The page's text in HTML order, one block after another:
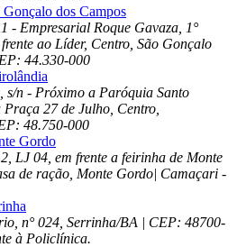
Gonçalo dos Campos
- Empresarial Roque Gavaza, 1°
ao Líder, Centro, São Gonçalo
44.330-000
s/n - Próximo a Paróquia Santo
27 de Julho, Centro,
48.750-000
Gordo
LJ 04, em frente a feirinha de Monte
de ração, Monte Gordo| Camaçari -
n° 024, Serrinha/BA | CEP: 48700-
à Policlínica.